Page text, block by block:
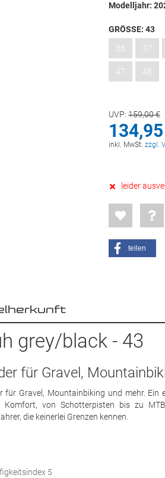
Modelljahr:
GRÖSSE: 43
36
37
47 48
UVP: 159,00€
134,95
inkl. MwSt. zzgl.
leider
teilen
grey/black - 43
für Gravel,
für Gravel, Mountainbiking und mehr. Ein
von Schotterpisten bis zu
die keinerlei Grenzen kennen.
5